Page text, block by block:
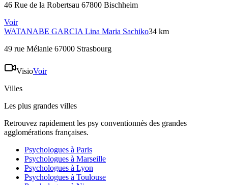
46 Rue de la Robertsau 67800 Bischheim
Voir
WATANABE GARCIA Lina Maria Sachiko34 km
49 rue Mélanie 67000 Strasbourg
VisioVoir
Villes
Les plus grandes villes
Retrouvez rapidement les psy conventionnés des grandes
agglomérations françaises.
Psychologues à Paris
Psychologues à Marseille
Psychologues à Lyon
Psychologues à Toulouse